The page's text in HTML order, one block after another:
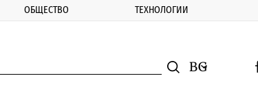
ОБЩЕСТВО ТЕХНОЛОГИИ
Смяна на